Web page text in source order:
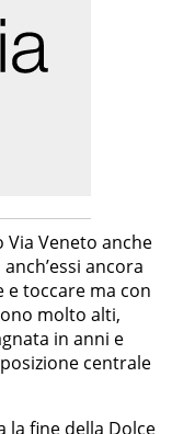
Veneto anche
anch’essi ancora
e toccare ma con
molto alti,
in anni e
centrale
la fine della Dolce